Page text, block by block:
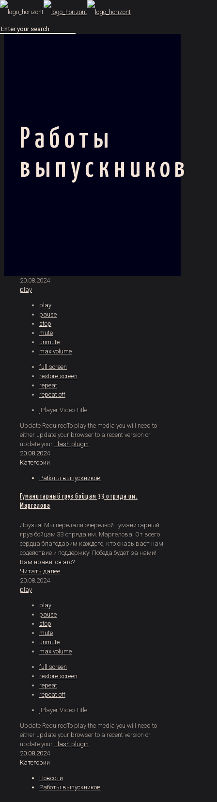
Работы
выпускников
20.08.2024
play
play
pause
stop
mute
unmute
max volume
full screen
restore screen
repeat
repeat off
jPlayer Video Title
Update RequiredTo play the media you will need to
either update your browser to a recent version or
update your Flash plugin
20.08.2024
Категории
Работы выпускников
Гуманитарный груз бойцам 33 отряда им.
Маргелова
Друзья! Мы передали очередной гуманитарный
груз бойцам 33 отряда им. Маргелова! От всего
сердца благодарим каждого, кто оказывает нам
содействие и поддержку! Победа будет за нами!
Вам нравится это?
Читать далее
20.08.2024
play
play
pause
stop
mute
unmute
max volume
full screen
restore screen
repeat
repeat off
jPlayer Video Title
Update RequiredTo play the media you will need to
either update your browser to a recent version or
update your Flash plugin
20.08.2024
Категории
Новости
Работы выпускников